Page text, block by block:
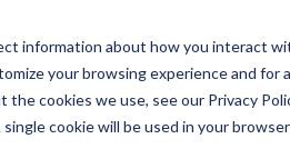
information about how you interact
your browsing experience and for
cookies we use, see our Privacy
cookie will be used in your
Menù